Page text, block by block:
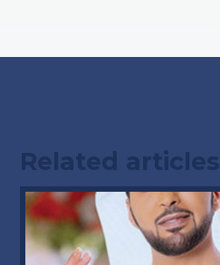
Related articles